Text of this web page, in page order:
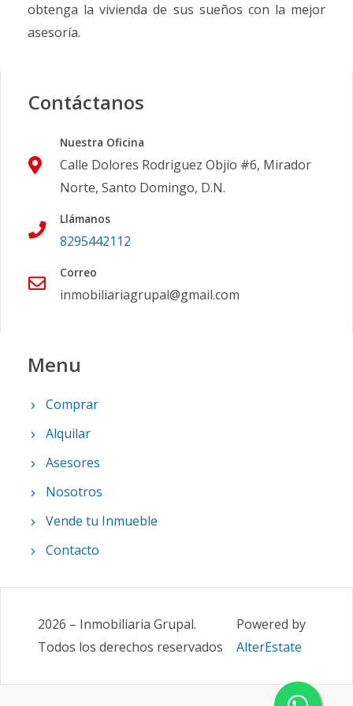
obtenga la vivienda de sus sueños con la mejor
asesoría.
Contáctanos
Nuestra Oficina
Calle Dolores Rodriguez Objio #6, Mirador
Norte, Santo Domingo, D.N.
Llámanos
8295442112
Correo
inmobiliariagrupal@gmail.com
Menu
Comprar
Alquilar
Asesores
Nosotros
Vende tu Inmueble
Contacto
2026 – Inmobiliaria Grupal.
Todos los derechos reservados
Powered by
AlterEstate